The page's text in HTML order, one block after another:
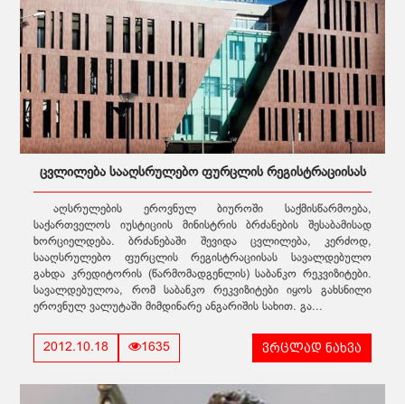
ცვლილება სააღსრულებო ფურცლის რეგისტრაციისას
აღსრულების ეროვნულ ბიუროში საქმისწარმოება,
საქართველოს იუსტიციის მინისტრის ბრძანების შესაბამისად
ხორციელდება. ბრძანებაში შევიდა ცვლილება, კერძოდ,
სააღსრულებო ფურცლის რეგისტრაციისას სავალდებულო
გახდა კრედიტორის (წარმომადგენლის) საბანკო რეკვიზიტები.
სავალდებულოა, რომ საბანკო რეკვიზიტები იყოს გახსნილი
ეროვნულ ვალუტაში მიმდინარე ანგარიშის სახით. გა...
2012.10.18 1635 ვრცლად ნახვა